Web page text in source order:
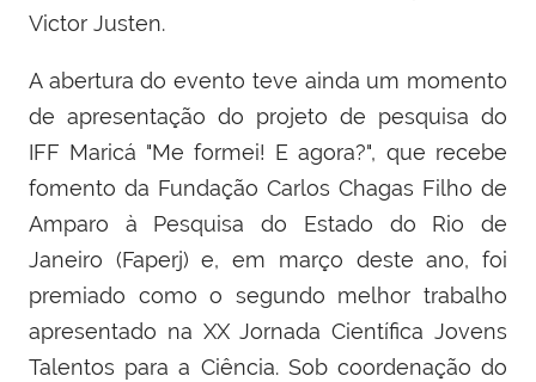
Victor Justen.
A abertura do evento teve ainda um momento
de apresentação do projeto de pesquisa do
IFF Maricá "Me formei! E agora?", que recebe
fomento da Fundação Carlos Chagas Filho de
Amparo à Pesquisa do Estado do Rio de
Janeiro (Faperj) e, em março deste ano, foi
premiado como o segundo melhor trabalho
apresentado na XX Jornada Científica Jovens
Talentos para a Ciência. Sob coordenação do